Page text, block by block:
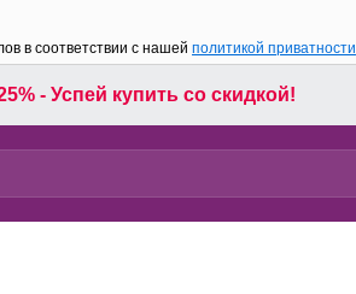
в соответствии с нашей политикой приватности
- Успей купить со скидкой!